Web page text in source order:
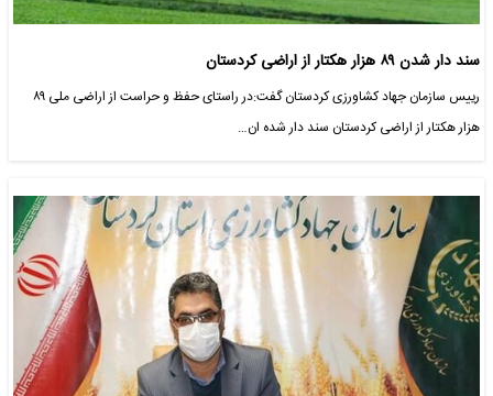
سند دار شدن ۸۹ هزار هکتار از اراضی کردستان
رییس سازمان جهاد کشاورزی کردستان گفت:در راستای حفظ و حراست از اراضی ملی ۸۹
هزار هکتار از اراضی کردستان سند دار شده ان…